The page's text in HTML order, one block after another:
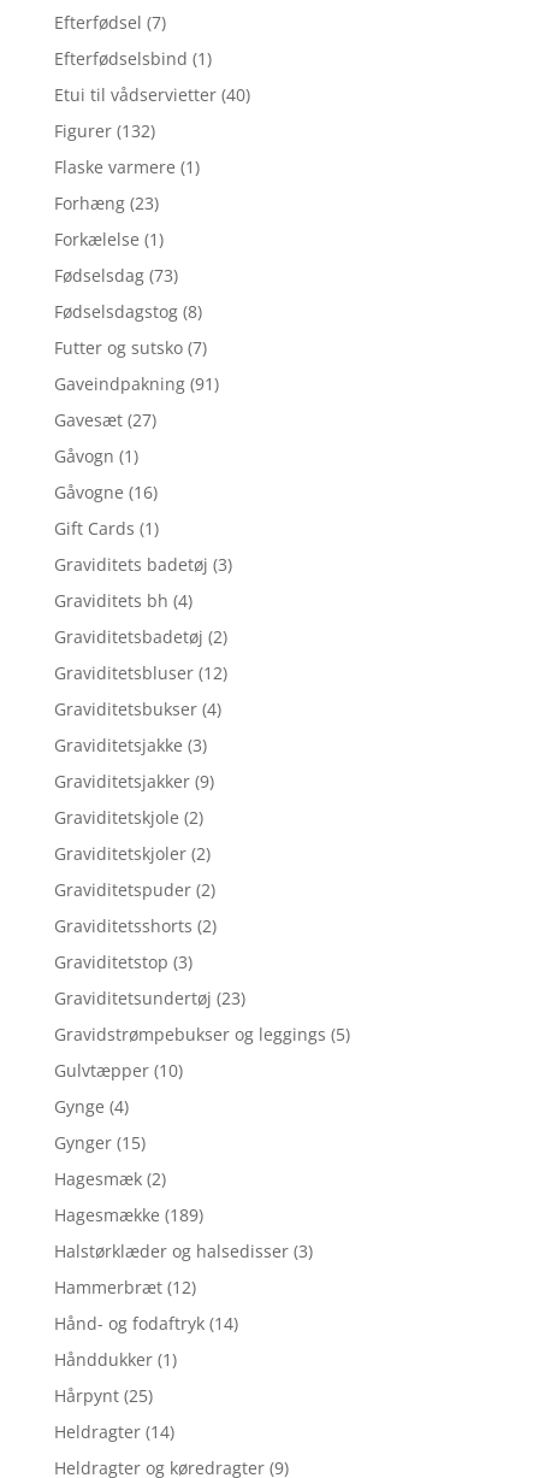
Efterfødsel (7)
Efterfødselsbind (1)
Etui til vådservietter (40)
Figurer (132)
Flaske varmere (1)
Forhæng (23)
Forkælelse (1)
Fødselsdag (73)
Fødselsdagstog (8)
Futter og sutsko (7)
Gaveindpakning (91)
Gavesæt (27)
Gåvogn (1)
Gåvogne (16)
Gift Cards (1)
Graviditets badetøj (3)
Graviditets bh (4)
Graviditetsbadetøj (2)
Graviditetsbluser (12)
Graviditetsbukser (4)
Graviditetsjakke (3)
Graviditetsjakker (9)
Graviditetskjole (2)
Graviditetskjoler (2)
Graviditetspuder (2)
Graviditetsshorts (2)
Graviditetstop (3)
Graviditetsundertøj (23)
Gravidstrømpebukser og leggings (5)
Gulvtæpper (10)
Gynge (4)
Gynger (15)
Hagesmæk (2)
Hagesmække (189)
Halstørklæder og halsedisser (3)
Hammerbræt (12)
Hånd- og fodaftryk (14)
Hånddukker (1)
Hårpynt (25)
Heldragter (14)
Heldragter og køredragter (9)